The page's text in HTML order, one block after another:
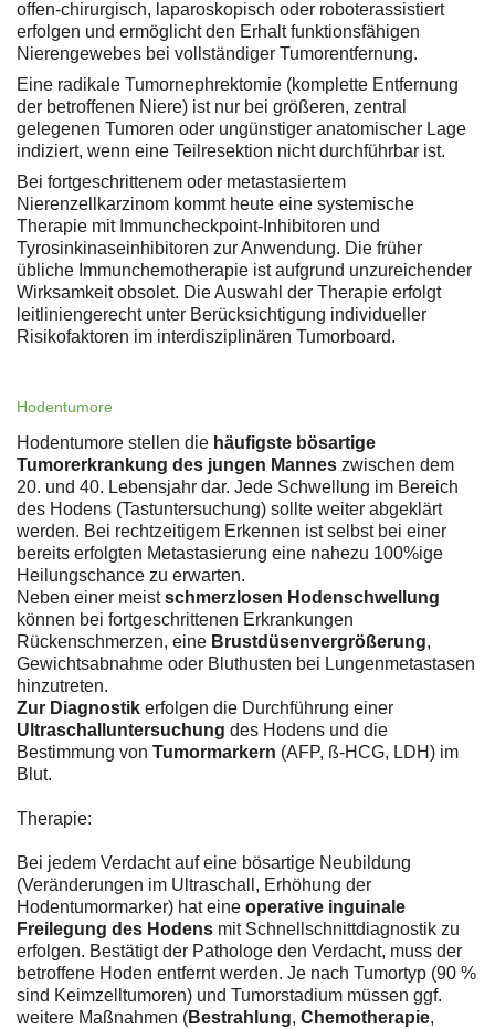
offen-chirurgisch, laparoskopisch oder roboterassistiert
erfolgen und ermöglicht den Erhalt funktionsfähigen
Nierengewebes bei vollständiger Tumorentfernung.
Eine radikale Tumornephrektomie (komplette Entfernung
der betroffenen Niere) ist nur bei größeren, zentral
gelegenen Tumoren oder ungünstiger anatomischer Lage
indiziert, wenn eine Teilresektion nicht durchführbar ist.
Bei fortgeschrittenem oder metastasiertem
Nierenzellkarzinom kommt heute eine systemische
Therapie mit Immuncheckpoint-Inhibitoren und
Tyrosinkinaseinhibitoren zur Anwendung. Die früher
übliche Immunchemotherapie ist aufgrund unzureichender
Wirksamkeit obsolet. Die Auswahl der Therapie erfolgt
leitliniengerecht unter Berücksichtigung individueller
Risikofaktoren im interdisziplinären Tumorboard.
Hodentumore
Hodentumore stellen die häufigste bösartige
Tumorerkrankung des jungen Mannes zwischen dem
20. und 40. Lebensjahr dar. Jede Schwellung im Bereich
des Hodens (Tastuntersuchung) sollte weiter abgeklärt
werden. Bei rechtzeitigem Erkennen ist selbst bei einer
bereits erfolgten Metastasierung eine nahezu 100%ige
Heilungschance zu erwarten.
Neben einer meistschmerzlosen Hodenschwellung
können bei fortgeschrittenen Erkrankungen
Rückenschmerzen, eine Brustdüsenvergrößerung,
Gewichtsabnahme oder Bluthusten bei Lungenmetastasen
hinzutreten.
Zur Diagnostik erfolgen die Durchführung einer
Ultraschalluntersuchung des Hodens und die
Bestimmung von Tumormarkern (AFP, ß-HCG, LDH) im
Blut.
Therapie:
Bei jedem Verdacht auf eine bösartige Neubildung
(Veränderungen im Ultraschall, Erhöhung der
Hodentumormarker) hat eine operative inguinale
Freilegung des Hodens mit Schnellschnittdiagnostik zu
erfolgen. Bestätigt der Pathologe den Verdacht, muss der
betroffene Hoden entfernt werden. Je nach Tumortyp (90 %
sind Keimzelltumoren) und Tumorstadium müssen ggf.
weitere Maßnahmen (Bestrahlung, Chemotherapie,